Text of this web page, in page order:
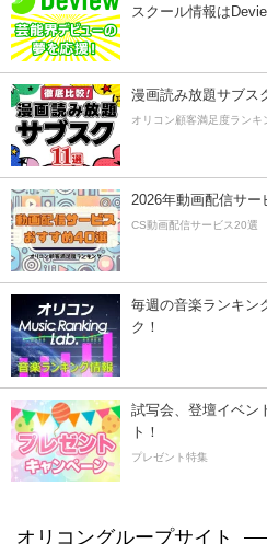
スクール情報は
漫画読み放題サブス
オリコン顧客満足度ランキ
2026年動画配信サー
CS動画配信サービス20選
毎週の音楽ランキン
ク！
試写会、登壇イベン
ト！
プレゼント特集
オリコングループサイト